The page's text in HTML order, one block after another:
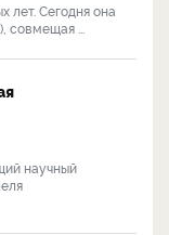
лет. Сегодня она
совмещая ...
научный